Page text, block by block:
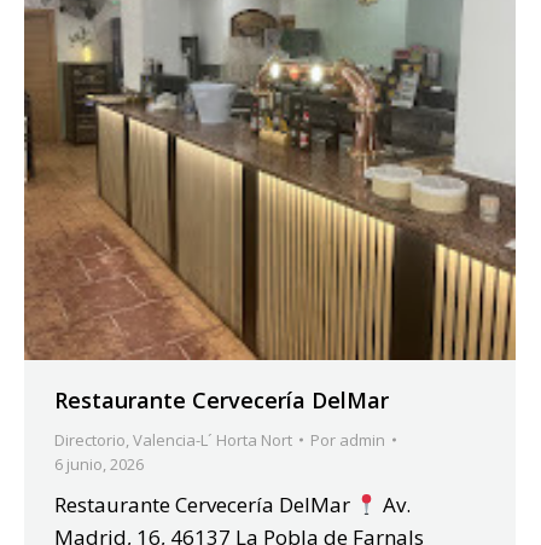
Restaurante Cervecería DelMar
Directorio,Valencia-L´ Horta Nort Por admin
6 junio, 2026
Restaurante Cervecería DelMar
Av.
Madrid, 16, 46137 La Pobla de Farnals